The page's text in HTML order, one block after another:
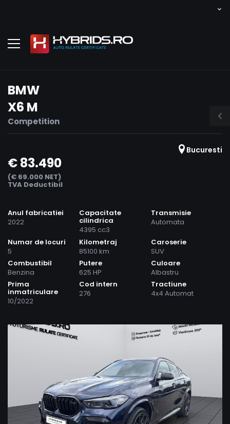
BMW
X6 M
Competition
Bucuresti
€ 83.490
(€ 69.000 NET)
TVA Deductibil
Anul fabricatiei
2022
Capacitate
cilindrica
4395 cc3
Transmisie
Automata
Numar de locuri
5
Kilometraj
85100 km
Caroserie
SUV
Combustibil
Benzina
Putere
625 HP
Culoare
Albastru
Prima
inmatriculare
10/2022
Cod intern
276
Tractiune
4x4 Automat